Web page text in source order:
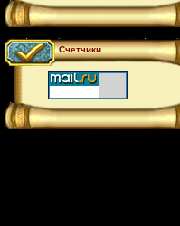
Счетчики